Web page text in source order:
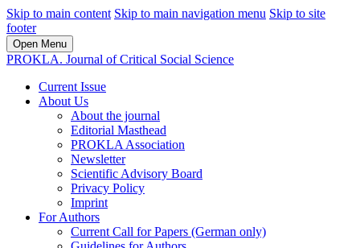
Skip to main content Skip to main navigation menu Skip to site
footer
Open Menu
PROKLA. Journal of Critical Social Science
Current Issue
About Us
About the journal
Editorial Masthead
PROKLA Association
Newsletter
Scientific Advisory Board
Privacy Policy
Imprint
For Authors
Current Call for Papers (German only)